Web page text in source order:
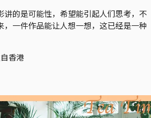
讲的是可能性，希望能引起人们思考，不
，一件作品能让人想一想，这已经是一种
香港